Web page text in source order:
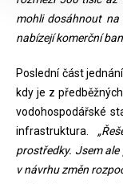
mohli dosáhnout
nabízejí komerční
Poslední část
kdy je z
vodohospodářské
infrastruktura.
prostředky. Jsem
v návrhu změn